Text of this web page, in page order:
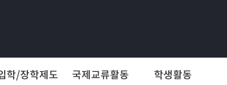
학/장학제도 국제교류활동 학생활동